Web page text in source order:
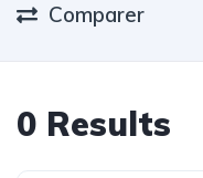
Comparer
0 Results